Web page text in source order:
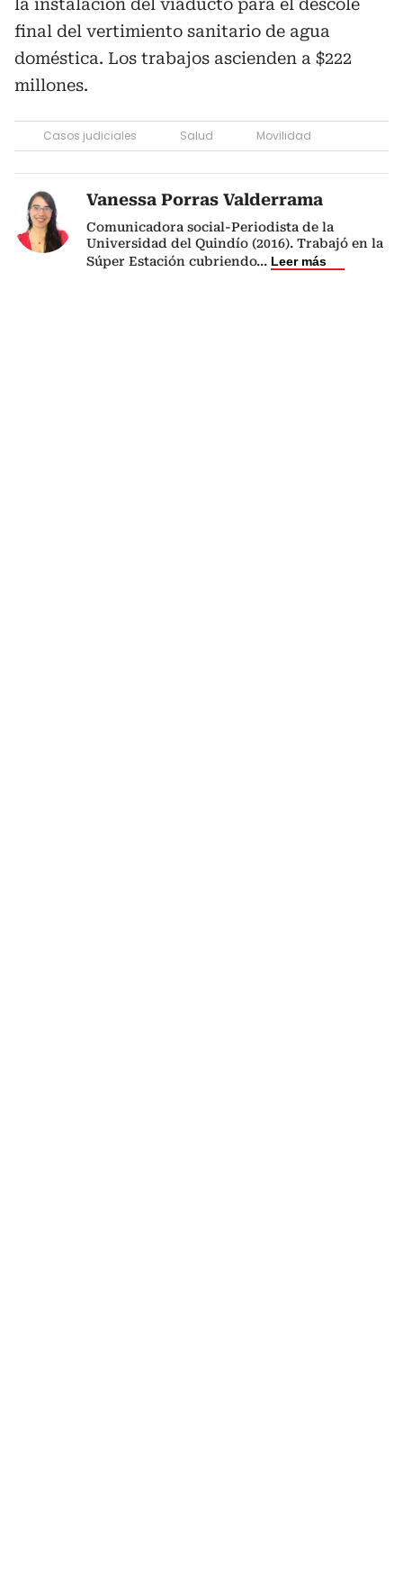
la instalación del viaducto para el descole
final del vertimiento sanitario de agua
doméstica. Los trabajos ascienden a $222
millones.
Casos judiciales Salud Movilidad
Vanessa Porras Valderrama
Comunicadora social-Periodista de la
Universidad del Quindío (2016). Trabajó en la
Súper Estación cubriendo... Leer más